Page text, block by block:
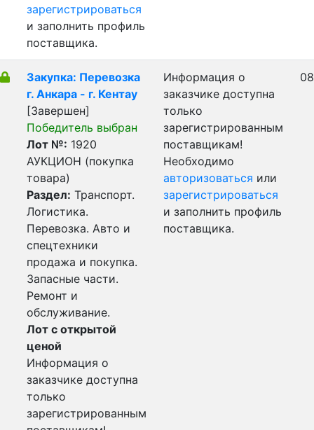
зарегистрироваться
и заполнить профиль
поставщика.
Закупка: Перевозка
г. Анкара - г. Кентау
[Завершен]
Победитель выбран
Лот №: 1920
АУКЦИОН (покупка
товара)
Раздел: Транспорт.
Логистика.
Перевозка. Авто и
спецтехники
продажа и покупка.
Запасные части.
Ремонт и
обслуживание.
Лот с открытой
ценой
Информация о
заказчике доступна
только
зарегистрированным
Информация о
заказчике доступна
только
зарегистрированным
поставщикам!
Необходимо
авторизоваться или
зарегистрироваться
и заполнить профиль
поставщика.